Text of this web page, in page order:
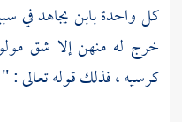
كل واحدة بابن يجاهد في
خرج له منهن إلا شق
كرسيه ، فذلك قوله تعالى : "